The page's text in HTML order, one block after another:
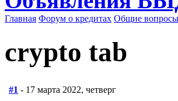
Главная Форум о кредитах Общие
crypto tab
#1 - 17 марта 2022, четверг